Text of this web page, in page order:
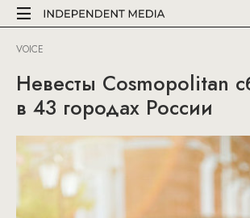
VOICE
Невесты Cosmopolitan
в 43 городах России